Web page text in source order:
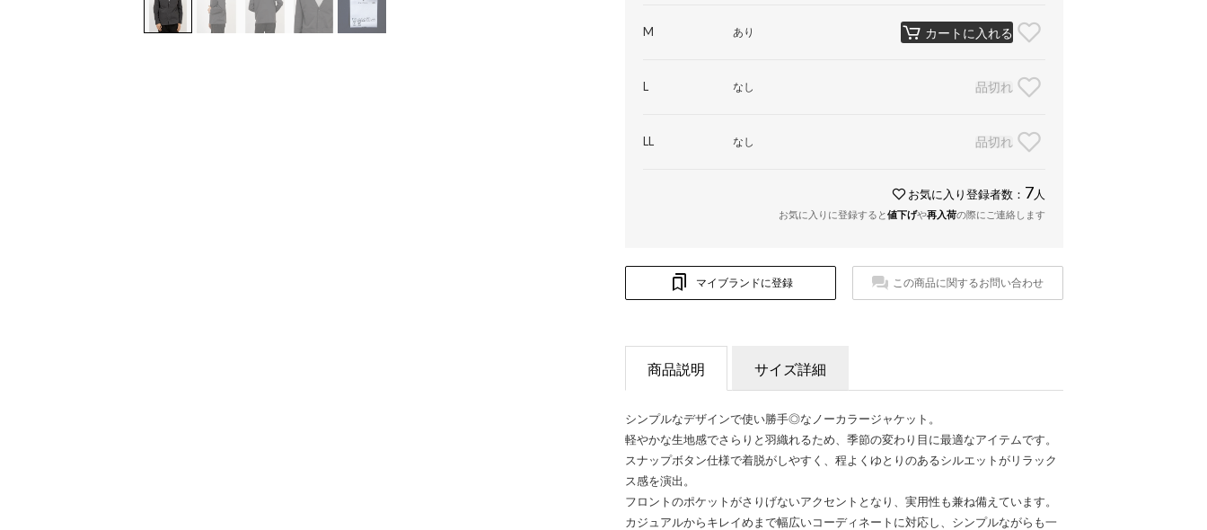
M あり カートに入れる
L なし 品切れ
LL なし 品切れ
お気に入り登録者数： 7 人
お気に入りに登録すると値下げや再入荷の際にご連絡します
マイブランドに登録 この商品に関するお問い合わせ
商品説明 サイズ詳細
シンプルなデザインで使い勝手◎なノーカラージャケット。
軽やかな生地感でさらりと羽織れるため、季節の変わり目に最適なアイテムです。
スナップボタン仕様で着脱がしやすく、程よくゆとりのあるシルエットがリラック
ス感を演出。
フロントのポケットがさりげないアクセントとなり、実用性も兼ね備えています。
カジュアルからキレイめまで幅広いコーディネートに対応し、シンプルながらも一